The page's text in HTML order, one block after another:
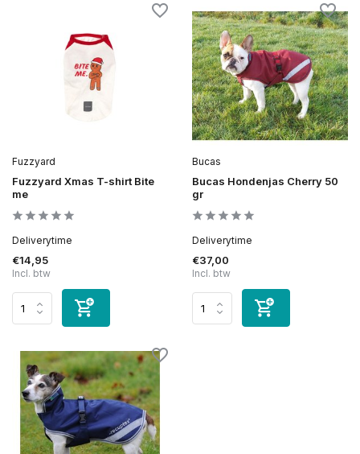
Fuzzyard
Fuzzyard Xmas T-shirt Bite
me
Deliverytime
€14,95
Incl. btw
Bucas
Bucas Hondenjas Cherry 50
gr
Deliverytime
€37,00
Incl. btw